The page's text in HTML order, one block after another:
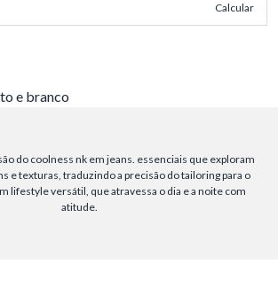
Calcular
do coolness nk em jeans. essenciais que exploram
e texturas, traduzindo a precisão do tailoring para o
lifestyle versátil, que atravessa o dia e a noite com
atitude.